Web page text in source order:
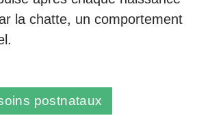
la chatte, un comportement
postnataux